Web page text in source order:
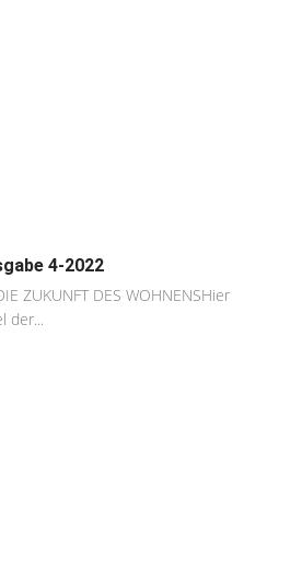
4-2022
ZUKUNFT DES WOHNENSHier
der...